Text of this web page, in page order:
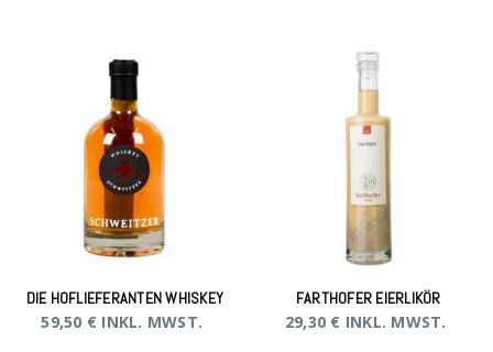
DIE HOFLIEFERANTEN WHISKEY
59,50 € INKL. MWST.
FARTHOFER EIERLIKÖR
29,30 € INKL. MWST.